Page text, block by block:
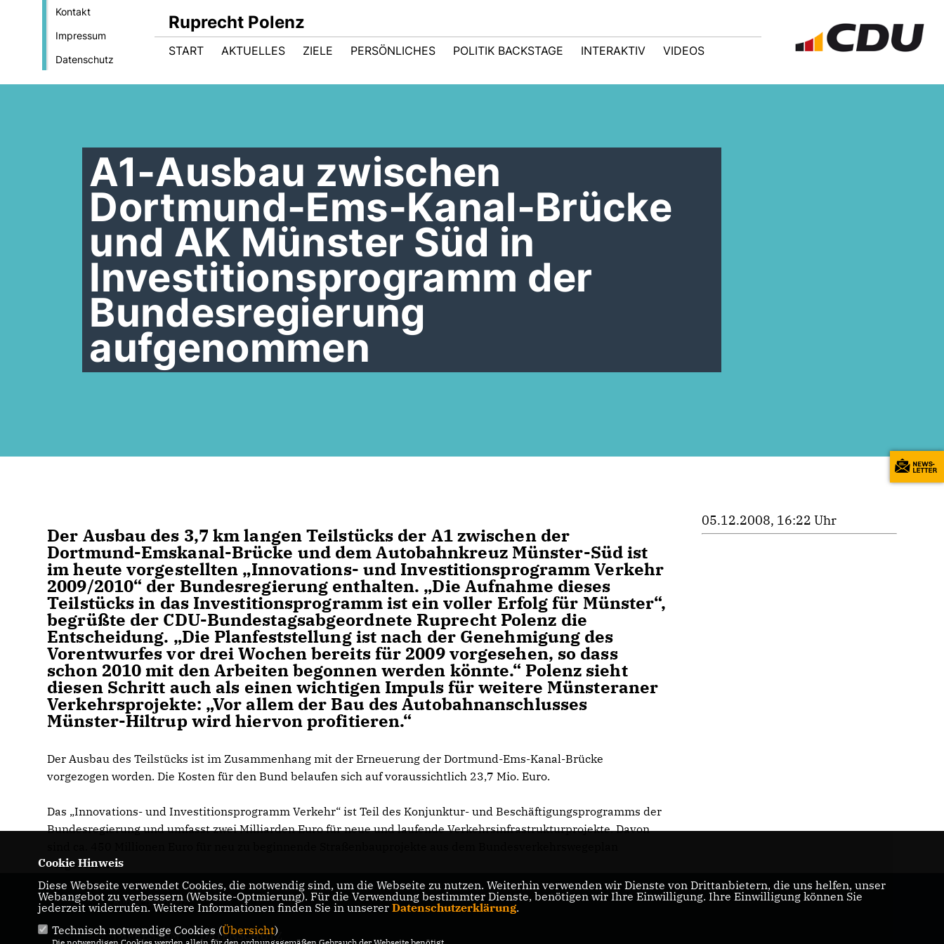
Kontakt
Impressum
Datenschutz
Ruprecht Polenz
START AKTUELLES ZIELE PERSÖNLICHES POLITIK BACKSTAGE INTERAKTIV VIDEOS
A1-Ausbau zwischen
Dortmund-Ems-Kanal-Brücke
und AK Münster Süd in
Investitionsprogramm der
Bundesregierung
aufgenommen
Der Ausbau des 3,7 km langen Teilstücks der A1 zwischen der
Dortmund-Emskanal-Brücke und dem Autobahnkreuz Münster-Süd ist
im heute vorgestellten „Innovations- und Investitionsprogramm Verkehr
2009/2010“ der Bundesregierung enthalten. „Die Aufnahme dieses
Teilstücks in das Investitionsprogramm ist ein voller Erfolg für Münster“,
begrüßte der CDU-Bundestagsabgeordnete Ruprecht Polenz die
Entscheidung. „Die Planfeststellung ist nach der Genehmigung des
Vorentwurfes vor drei Wochen bereits für 2009 vorgesehen, so dass
schon 2010 mit den Arbeiten begonnen werden könnte.“ Polenz sieht
diesen Schritt auch als einen wichtigen Impuls für weitere Münsteraner
Verkehrsprojekte: „Vor allem der Bau des Autobahnanschlusses
Münster-Hiltrup wird hiervon profitieren.“
Der Ausbau des Teilstücks ist im Zusammenhang mit der Erneuerung der Dortmund-Ems-Kanal-Brücke
vorgezogen worden. Die Kosten für den Bund belaufen sich auf voraussichtlich 23,7 Mio. Euro.
Das „Innovations- und Investitionsprogramm Verkehr“ ist Teil des Konjunktur- und Beschäftigungsprogramms der
Bundesregierung und umfasst zwei Milliarden Euro für neue und laufende Verkehrsinfrastrukturprojekte. Davon
vorgesehen.
05.12.2008, 16:22 Uhr
Ruprecht Polenz
IMPRESSUM DATENSCHUTZ
Cookie Hinweis
Diese Webseite verwendet Cookies, die notwendig sind, um die Webseite zu nutzen. Weiterhin verwenden wir Dienste von Drittanbietern, die uns helfen, unser
Webangebot zu verbessern (Website-Optmierung). Für die Verwendung bestimmter Dienste, benötigen wir Ihre Einwilligung. Ihre Einwilligung können Sie
jederzeit widerrufen. Weitere Informationen finden Sie in unserer Datenschutzerklärung.
Technisch notwendige Cookies (Übersicht)